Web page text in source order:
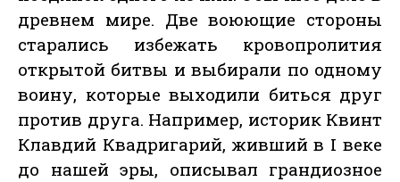
древнем мире. Две воюющие стороны
старались избежать кровопролития
открытой битвы и выбирали по одному
воину, которые выходили биться друг
против друга. Например, историк Квинт
Клавдий Квадригарий, живший в I веке
до нашей эры, описывал грандиозное